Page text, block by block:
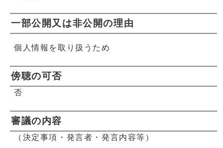
一部公開又は非公開の理由
個人情報を取り扱うため
傍聴の可否
否
審議の内容
（決定事項・発言者・発言内容等）